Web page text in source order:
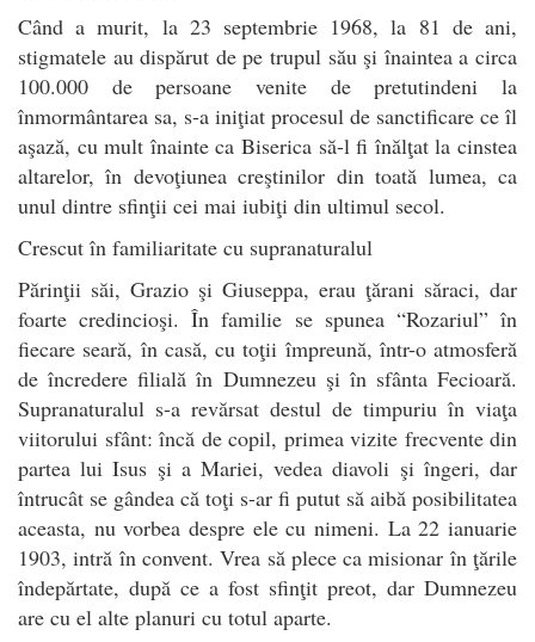
Când a murit, la 23 septembrie 1968, la 81 de ani,
stigmatele au dispărut de pe trupul său şi înaintea a circa
100.000 de persoane venite de pretutindeni la
înmormântarea sa, s-a iniţiat procesul de sanctificare ce îl
aşază, cu mult înainte ca Biserica să-l fi înălţat la cinstea
altarelor, în devoţiunea creştinilor din toată lumea, ca
unul dintre sfinţii cei mai iubiţi din ultimul secol.
Crescut în familiaritate cu supranaturalul
Părinţii săi, Grazio şi Giuseppa, erau ţărani săraci, dar
foarte credincioşi. În familie se spunea “Rozariul” în
fiecare seară, în casă, cu toţii împreună, într-o atmosferă
de încredere filială în Dumnezeu şi în sfânta Fecioară.
Supranaturalul s-a revărsat destul de timpuriu în viaţa
viitorului sfânt: încă de copil, primea vizite frecvente din
partea lui Isus şi a Mariei, vedea diavoli şi îngeri, dar
întrucât se gândea că toţi s-ar fi putut să aibă posibilitatea
aceasta, nu vorbea despre ele cu nimeni. La 22 ianuarie
1903, intră în convent. Vrea să plece ca misionar în ţările
îndepărtate, după ce a fost sfinţit preot, dar Dumnezeu
are cu el alte planuri cu totul aparte.